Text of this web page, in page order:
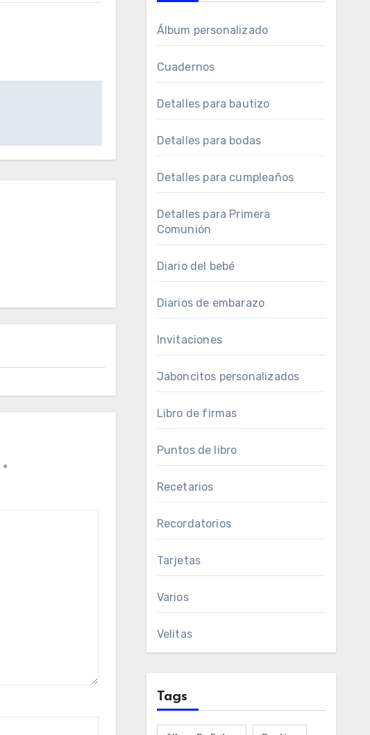
*
Álbum personalizado
Cuadernos
Detalles para bautizo
Detalles para bodas
Detalles para cumpleaños
Detalles para Primera
Comunión
Diario del bebé
Diarios de embarazo
Invitaciones
Jaboncitos personalizados
Libro de firmas
Puntos de libro
Recetarios
Recordatorios
Tarjetas
Varios
Velitas
Tags